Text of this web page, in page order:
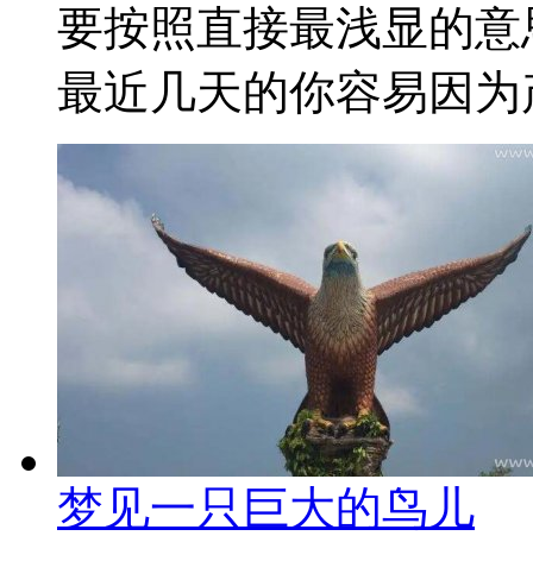
要按照直接最浅显的
最近几天的你容易因
梦见一只巨大的鸟儿